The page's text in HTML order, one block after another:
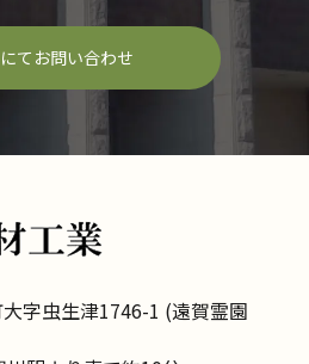
てお問い合わせ
字虫生津1746-1 (遠賀霊園